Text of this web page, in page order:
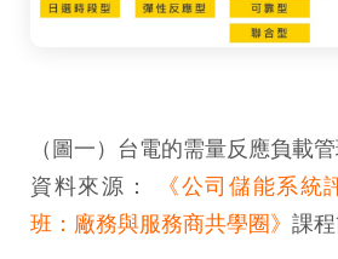
（圖一）台電的需量反應負載
資料來源：
《公司儲能系統
班：廠務與服務商共學圈》 課